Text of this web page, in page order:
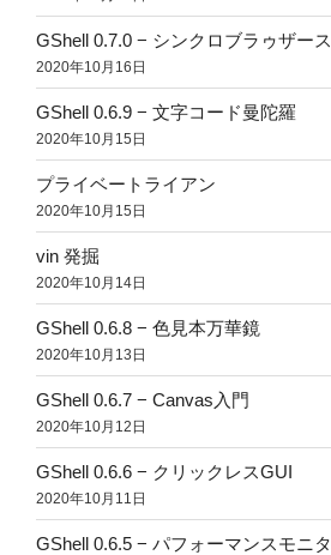
GShell 0.7.0 − シンクロブラゥザース
2020年10月16日
GShell 0.6.9 − 文字コード曼陀羅
2020年10月15日
プライベートライアン
2020年10月15日
vin 発掘
2020年10月14日
GShell 0.6.8 − 色見本万華鏡
2020年10月13日
GShell 0.6.7 − Canvas入門
2020年10月12日
GShell 0.6.6 − クリックレスGUI
2020年10月11日
GShell 0.6.5 − パフォーマンスモニタ